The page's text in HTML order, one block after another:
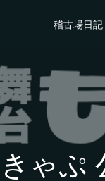
稽古場日記
ゃぷ